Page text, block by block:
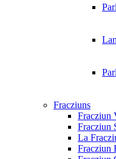
Fracziuns
Fracziun
Fracziun
La
Fracziun